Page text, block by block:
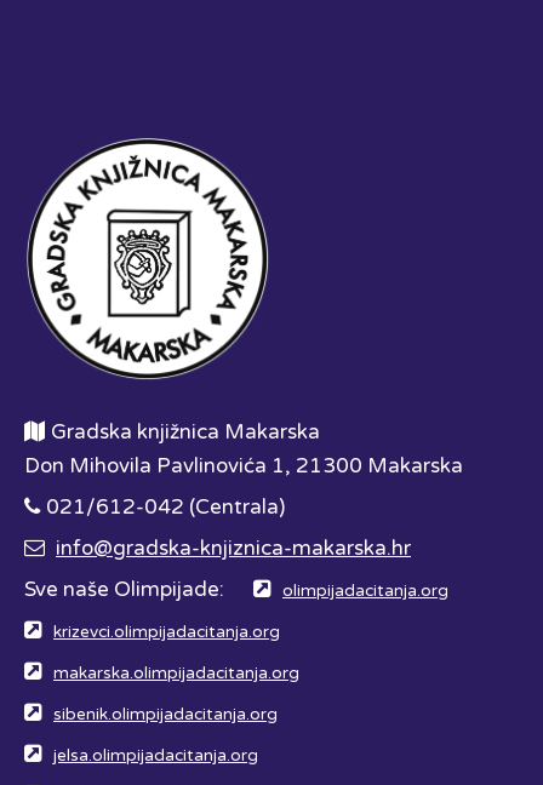
Gradska knjižnica Makarska
Don Mihovila Pavlinovića 1, 21300 Makarska
021/612-042 (Centrala)
info@gradska-knjiznica-makarska.hr
Sve naše Olimpijade:
olimpijadacitanja.org
krizevci.olimpijadacitanja.org
makarska.olimpijadacitanja.org
sibenik.olimpijadacitanja.org
jelsa.olimpijadacitanja.org